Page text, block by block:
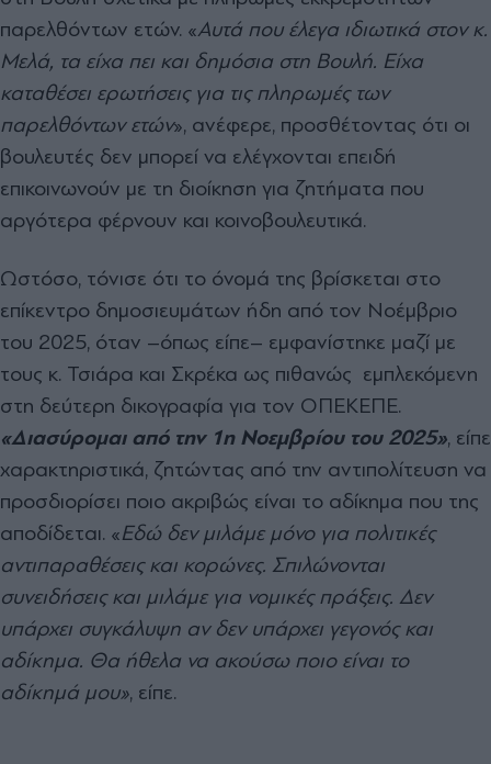
παρελθόντων ετών. «Αυτά που έλεγα ιδιωτικά στον κ.
Μελά, τα είχα πει και δημόσια στη Βουλή. Είχα
καταθέσει ερωτήσεις για τις πληρωμές των
παρελθόντων ετών», ανέφερε, προσθέτοντας ότι οι
βουλευτές δεν μπορεί να ελέγχονται επειδή
επικοινωνούν με τη διοίκηση για ζητήματα που
αργότερα φέρνουν και κοινοβουλευτικά.
Ωστόσο, τόνισε ότι το όνομά της βρίσκεται στο
επίκεντρο δημοσιευμάτων ήδη από τον Νοέμβριο
του 2025, όταν –όπως είπε– εμφανίστηκε μαζί με
τους κ. Τσιάρα και Σκρέκα ως πιθανώς εμπλεκόμενη
στη δεύτερη δικογραφία για τον ΟΠΕΚΕΠΕ.
«Διασύρομαι από την 1η Νοεμβρίου του 2025», είπε
χαρακτηριστικά, ζητώντας από την αντιπολίτευση να
προσδιορίσει ποιο ακριβώς είναι το αδίκημα που της
αποδίδεται. «Εδώ δεν μιλάμε μόνο για πολιτικές
αντιπαραθέσεις και κορώνες. Σπιλώνονται
συνειδήσεις και μιλάμε για νομικές πράξεις. Δεν
υπάρχει συγκάλυψη αν δεν υπάρχει γεγονός και
αδίκημα. Θα ήθελα να ακούσω ποιο είναι το
αδίκημά μου», είπε.